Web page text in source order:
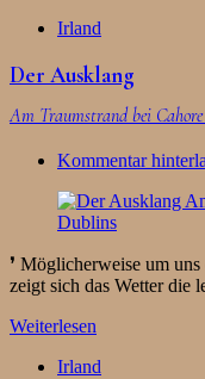
Irland
Der Ausklang
Am Traumstrand bei
Kommentar
❜ Möglicherweise um
zeigt sich das Wetter die
Weiterlesen
Irland